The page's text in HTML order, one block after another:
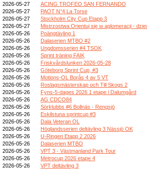
2026-05-27
ACING TROFEO SAN FERNANDO
2026-05-27
PAOT N°4 La Torse
2026-05-27
Stockholm City Cup Etapp 3
2026-05-27
Mistrzostwa Orientuj się w aglomeracji -
2026-05-26
Poängtävling 1
2026-05-26
Dalaserien MTBO #2
2026-05-26
Ungdomsserien #4 TSOK
2026-05-26
Sprint träning FAIK
2026-05-26
Friskvårdslunken 2026-05-28
2026-05-26
Göteborg Sprint Cup, #3
2026-05-26
Motions-OL Borås 4 av 5 VT
2026-05-26
Roslagsmästerskap och Till Skogs 2
2026-05-26
Fyns-5-dages 2026 1 etape i Dalumgård
2026-05-26
AG CDCO84
2026-05-26
Sörklubbs #6 Bollnäs - Rengsjö
2026-05-26
Eskilstuna sprintcup #3
2026-05-26
Dala Veteran OL
2026-05-26
Höglandsserien deltävling 3 Nässjö OK
2026-05-26
U-Ringen Etapp 2 2026
2026-05-26
Dalaserien MTBO
2026-05-26
VPT 3 - Västmanland Park Tour
2026-05-26
Metrocup 2026 etape 4
2026-05-26
VPT deltävling 3